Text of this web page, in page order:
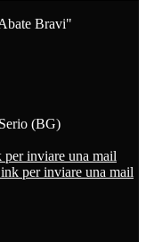
Bravi"
(BG)
inviare una mail
per inviare una mail